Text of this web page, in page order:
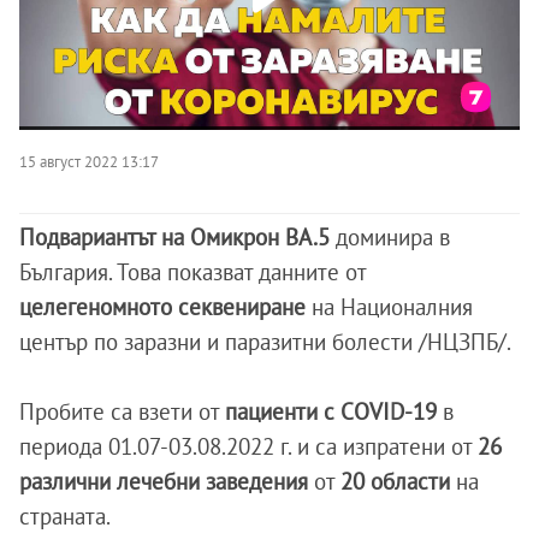
15 август 2022 13:17
Подвариантът на Омикрон BA.5 доминира в
България. Това показват данните от
целегеномното секвениране на Националния
център по заразни и паразитни болести /НЦЗПБ/.
Пробите са взети от пациенти с COVID-19 в
периода 01.07-03.08.2022 г. и са изпратени от 26
различни лечебни заведения от 20 области на
страната.